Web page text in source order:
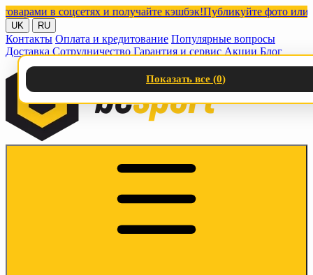
в соцсетях и получайте кэшбэк!Публикуйте фото или
UK RU
Контакты Оплата и кредитование Популярные вопросы
Доставка Сотрудничество Гарантия и сервис Акции Блог
Показать все (0)